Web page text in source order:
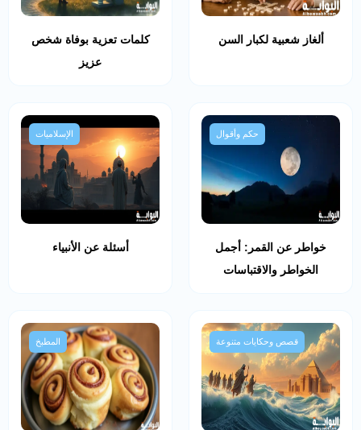
ألغاز شعبية لكبار السن
كلمات تعزية بوفاة شخص
عزيز
حكم وأقوال
خواطر عن القمر: أجمل
الخواطر والاقتباسات
الإسلاميات
أسئلة عن الأنبياء
قصص وحكايات متنوعة المطبخ